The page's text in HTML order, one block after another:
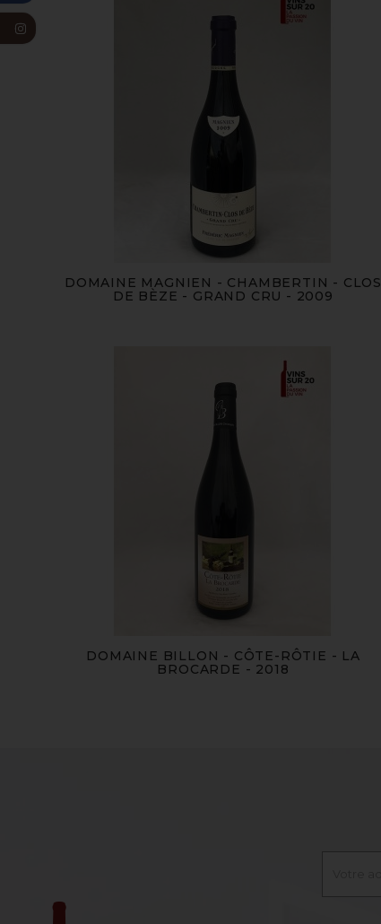
DOMAINE MAGNIEN - CHAMBERTIN - CLOS
DE BÈZE - GRAND CRU - 2009
DOMAINE BILLON - CÔTE-RÔTIE - LA
BROCARDE - 2018